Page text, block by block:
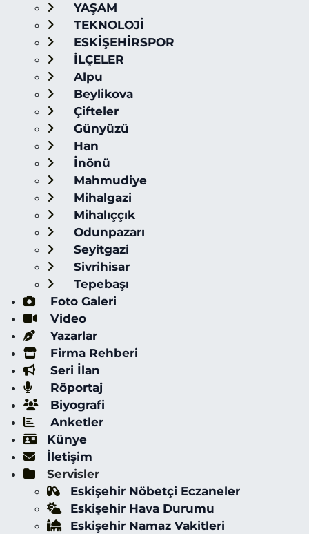
YAŞAM
TEKNOLOJİ
ESKİŞEHİRSPOR
İLÇELER
Alpu
Beylikova
Çifteler
Günyüzü
Han
İnönü
Mahmudiye
Mihalgazi
Mihalıççık
Odunpazarı
Seyitgazi
Sivrihisar
Tepebaşı
Foto Galeri
Video
Yazarlar
Firma Rehberi
Seri İlan
Röportaj
Biyografi
Anketler
Künye
İletişim
Servisler
Eskişehir Nöbetçi Eczaneler
Eskişehir Hava Durumu
Eskişehir Namaz Vakitleri